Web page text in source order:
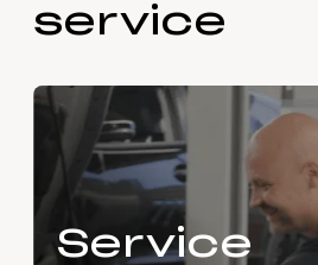
service
Service